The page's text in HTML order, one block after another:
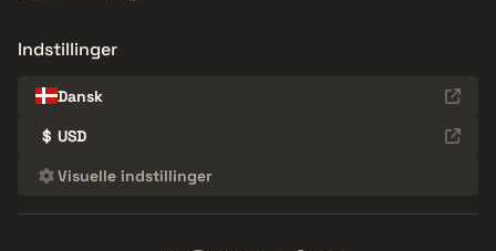
Indstillinger
Dansk
$ USD
Visuelle indstillinger